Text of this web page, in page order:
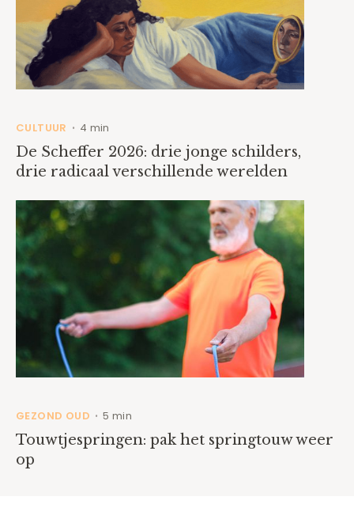
CULTUUR • 4 min
De Scheffer 2026: drie jonge schilders,
drie radicaal verschillende werelden
GEZOND OUD • 5 min
Touwtjespringen: pak het springtouw weer
op